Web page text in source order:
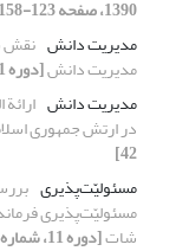
1390، صفحه 123-158]
مدیریت دانش نقش
مدیریت دانش[دوره 11، شماره 43، 1390، صفحه 165-188]
مدیریت دانش
در ارتش جمهوری
42]
مسئولیّت‌پذیری
مسئولیّت‌پذیری
شات[دوره 11، شماره 41، 1390، صفحه 67-90]